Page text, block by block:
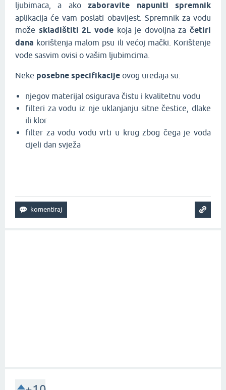
ljubimaca, a akozaboravite napuniti spremnik
aplikacija će vam poslati obavijest. Spremnik za vodu
može skladištiti 2L vodekoja je dovoljna za četiri
dana korištenja malom psu ili većoj mački. Korištenje
vode sasvim ovisi o vašim ljubimcima.
Neke posebne specifikacije ovog uređaja su:
njegov materijal osigurava čistu i kvalitetnu vodu
filteri za vodu iz nje uklanjanju sitne čestice, dlake
ili klor
filter za vodu vodu vrti u krug zbog čega je voda
cijeli dan svježa